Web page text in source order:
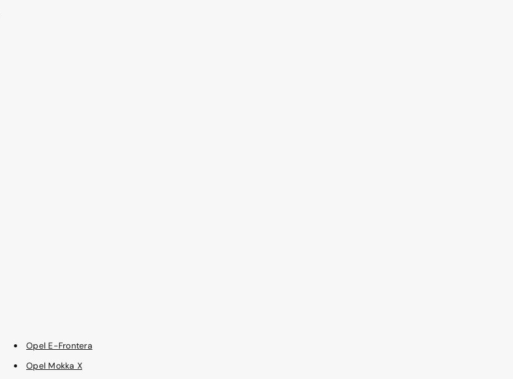
Opel E-Frontera
Opel Mokka X